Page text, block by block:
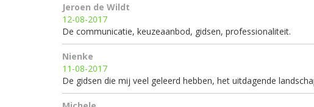
Jeroen de Wildt
12-08-2017
De communicatie, keuzeaanbod, gidsen, professionaliteit.
Nienke
11-08-2017
De gidsen die mij veel geleerd hebben, het uitdagende